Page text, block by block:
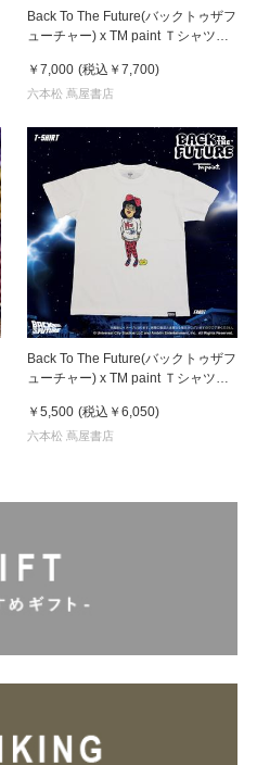
Back To The Future(バックトゥザフ
ューチャー) x TM paint Ｔシャツ
￥7,000 (税込 ￥7,700)
六本松 蔦屋書店
Back To The Future(バックトゥザフ
ューチャー) x TM paint Ｔシャツ
￥5,500 (税込 ￥6,050)
六本松 蔦屋書店